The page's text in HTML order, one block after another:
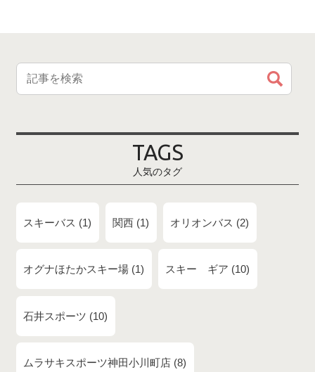
TAGS
人気のタグ
スキーバス 1 関西 1 オリオンバス 2
オグナほたかスキー場 1 スキー ギア 10
石井スポーツ 10
ムラサキスポーツ神田小川町店 8